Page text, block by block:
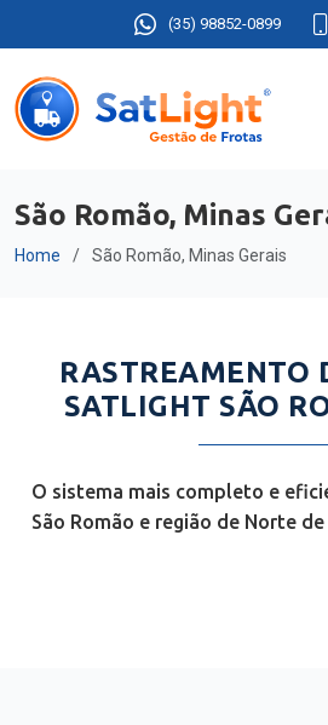
(35) 98852-0899
São Romão, Minas
Home São Romão, Minas Gerais
RASTREAMENTO
SATLIGHT SÃO
O sistema mais completo e
São Romão e região de Norte